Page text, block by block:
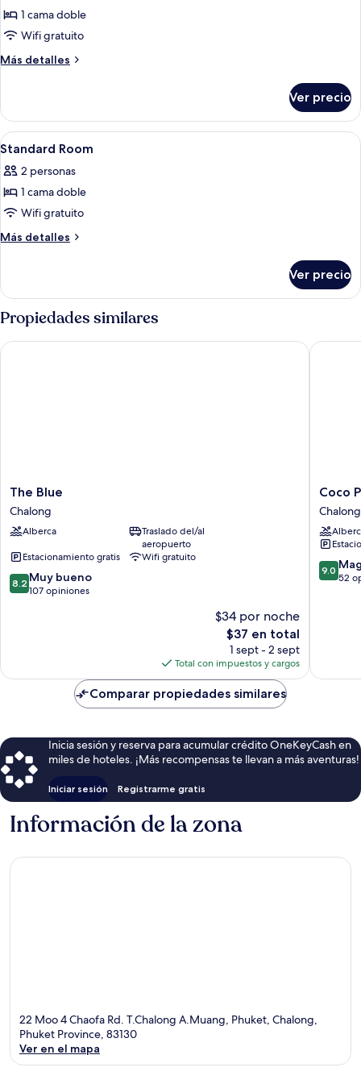
fotos
de
Deluxe
1 cama doble
Wifi gratuito
Más detalles
Más
Room
Ver precio
Abrir
todas
las
fotos
de
Standard
7
Standard Room
2 personas
1 cama doble
Wifi gratuito
Más detalles
Más
Room
Ver precio
Propiedades similares
The
Blue
Chalong
The Blue
Chalong
Alberca
Traslado del/al
aeropuerto
Estacionamiento gratis
Wifi gratuito
8.2
de
8.2 Muy bueno
107 opiniones
$34 por noche
El
precio
actual
es
de
$37
$37 en total
1 sept - 2 sept
Total con impuestos y cargos
The Blue
Coco
Paradiso
Phuket
Hotel
Chalong
Coco
Chalong
9.0
de
9.0
52
Coco
Comparar propiedades similares
Inicia sesión y reserva para acumular crédito OneKeyCash en
miles de hoteles. ¡Más recompensas te llevan a más aventuras!
Iniciar sesión Registrarme gratis
Información de la zona
22 Moo 4 Chaofa Rd. T.Chalong A.Muang, Phuket, Chalong,
Phuket Province, 83130
Ver en el mapa